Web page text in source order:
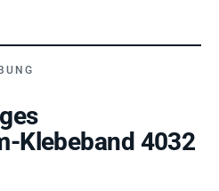
Klebeband 4032